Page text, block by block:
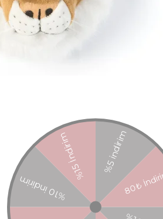
ÜRÜN ÖZELLIKLERI YORUMLAR